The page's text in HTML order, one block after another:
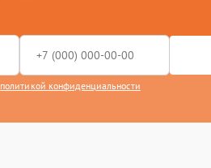
политикой конфиденциальности